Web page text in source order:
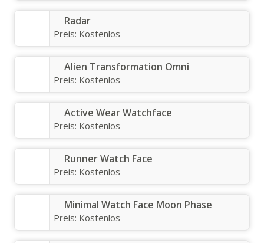
Radar
Preis: Kostenlos
Alien Transformation Omni
Preis: Kostenlos
Active Wear Watchface
Preis: Kostenlos
Runner Watch Face
Preis: Kostenlos
Minimal Watch Face Moon Phase
Preis: Kostenlos